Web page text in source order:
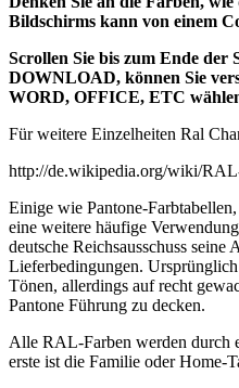
Bildschirms kann von einem
Scrollen Sie bis zum Ende der
DOWNLOAD, können Sie
WORD, OFFICE, ETC
Für weitere Einzelheiten Ral
http://de.wikipedia.org/wiki/
Einige wie Pantone-
eine weitere häufige
deutsche Reichsausschuss seine
Lieferbedingungen.
Tönen, allerdings auf recht
Pantone Führung zu decken.
Alle RAL-Farben werden durch
erste ist die Familie oder Home-